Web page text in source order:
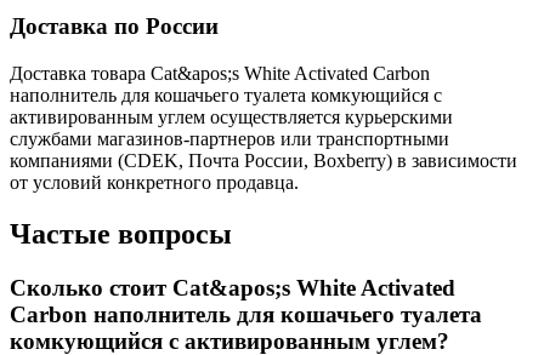
Доставка по России
Доставка товара Cat&apos;s White Activated Carbon
наполнитель для кошачьего туалета комкующийся с
активированным углем осуществляется курьерскими
службами магазинов-партнеров или транспортными
компаниями (CDEK, Почта России, Boxberry) в зависимости
от условий конкретного продавца.
Частые вопросы
Сколько стоит Cat&apos;s White Activated
Carbon наполнитель для кошачьего туалета
комкующийся с активированным углем?